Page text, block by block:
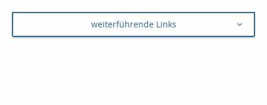
weiterführende Links